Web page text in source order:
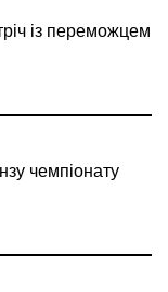
із переможцем
чемпіонату